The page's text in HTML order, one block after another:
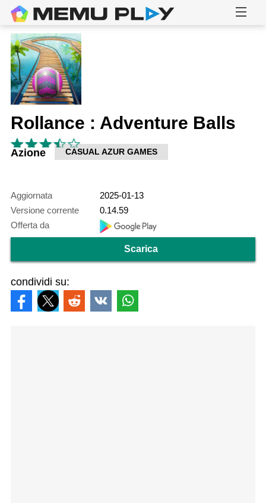
Rollance : Adventure Balls
Azione CASUAL AZUR GAMES
Aggiornata
2025-01-13
Versione corrente
0.14.59
Offerta da
Scarica
condividi su: